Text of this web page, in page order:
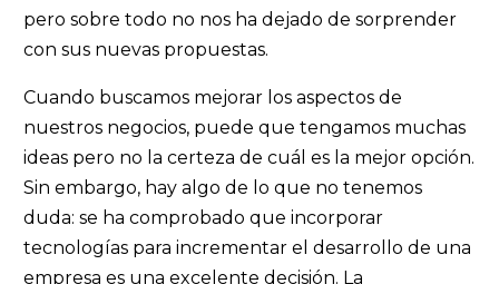
pero sobre todo no nos ha dejado de sorprender
con sus nuevas propuestas.
Cuando buscamos mejorar los aspectos de
nuestros negocios, puede que tengamos muchas
ideas pero no la certeza de cuál es la mejor opción.
Sin embargo, hay algo de lo que no tenemos
duda: se ha comprobado que incorporar
tecnologías para incrementar el desarrollo de una
empresa es una excelente decisión. La